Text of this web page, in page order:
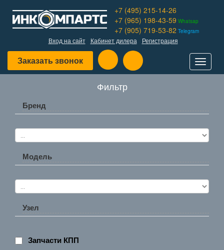
+7 (495) 215-14-26
+7 (965) 198-43-59 Whatsap
+7 (905) 719-53-82 Telegram
Вход на сайт Кабинет дилера Регистрация
Заказать звонок
Toggle
Фильтр
Бренд
Модель
Узел
Запчасти КПП